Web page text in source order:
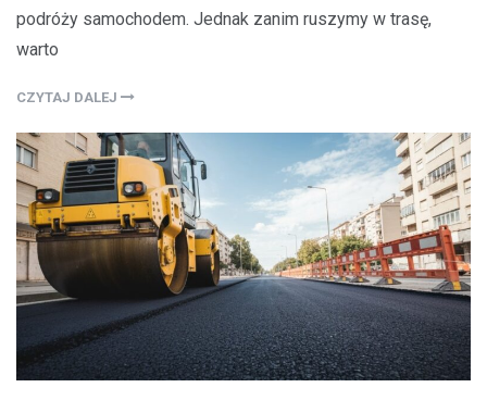
podróży samochodem. Jednak zanim ruszymy w trasę,
warto
CZYTAJ DALEJ